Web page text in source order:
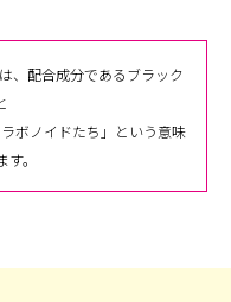
、配合成分であるブラック
ボノイドたち」という意味
。